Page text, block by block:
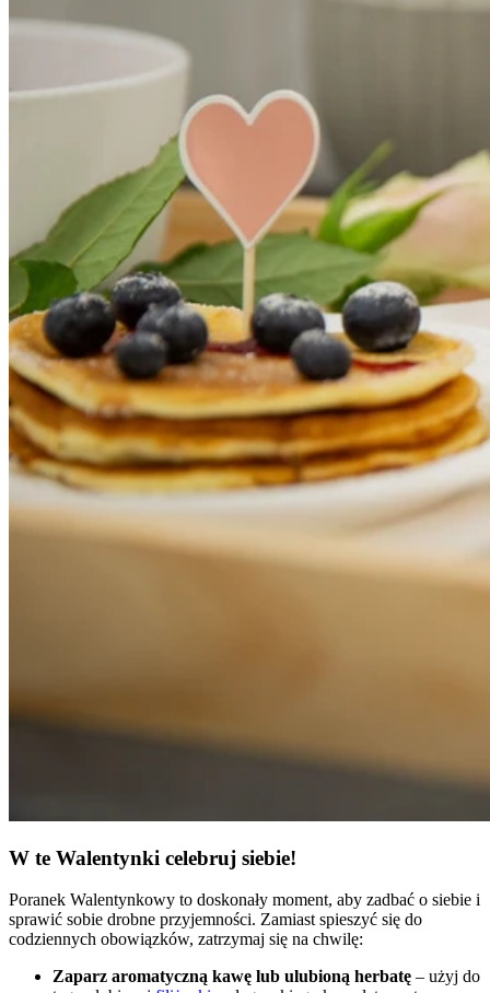
W te Walentynki celebruj siebie!
Poranek Walentynkowy to doskonały moment, aby zadbać o siebie i
sprawić sobie drobne przyjemności. Zamiast spieszyć się do
codziennych obowiązków, zatrzymaj się na chwilę:
Zaparz aromatyczną kawę lub ulubioną herbatę – użyj do